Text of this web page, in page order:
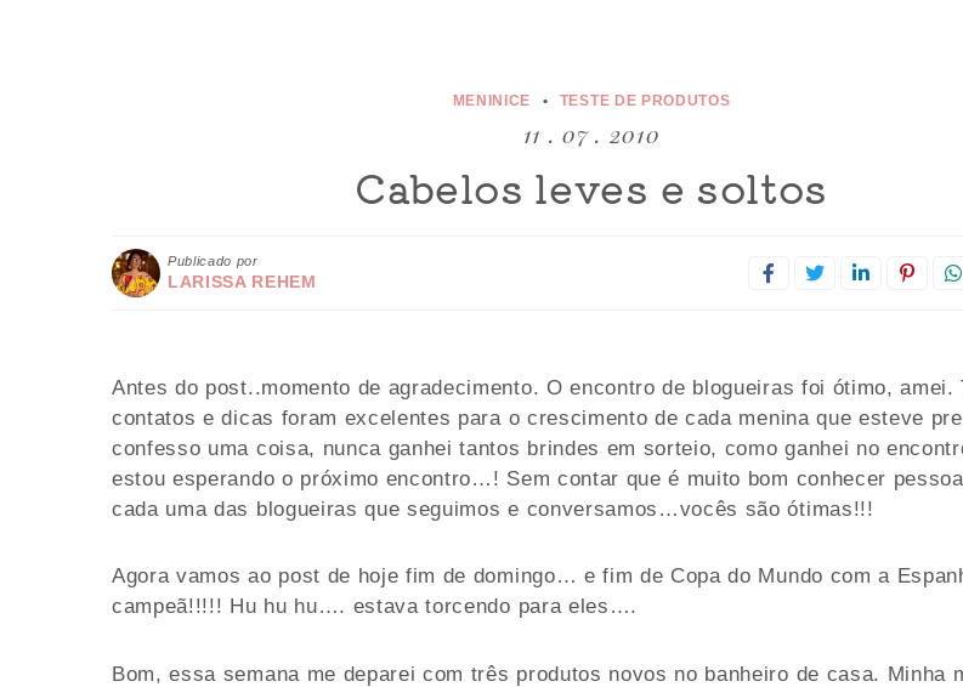
MENINICE TESTE DE PRODUTOS
11 . 07 . 2010
Cabelos leves e soltos
Publicado por
LARISSA REHEM
Antes do post..momento de agradecimento. O encontro de blogueiras foi ótimo, amei.
contatos e dicas foram excelentes para o crescimento de cada menina que esteve
confesso uma coisa, nunca ganhei tantos brindes em sorteio, como ganhei no
estou esperando o próximo encontro…! Sem contar que é muito bom conhecer
cada uma das blogueiras que seguimos e conversamos…vocês são ótimas!!!
Agora vamos ao post de hoje fim de domingo… e fim de Copa do Mundo com a
campeã!!!!! Hu hu hu…. estava torcendo para eles….
Bom, essa semana me deparei com três produtos novos no banheiro de casa. Minha